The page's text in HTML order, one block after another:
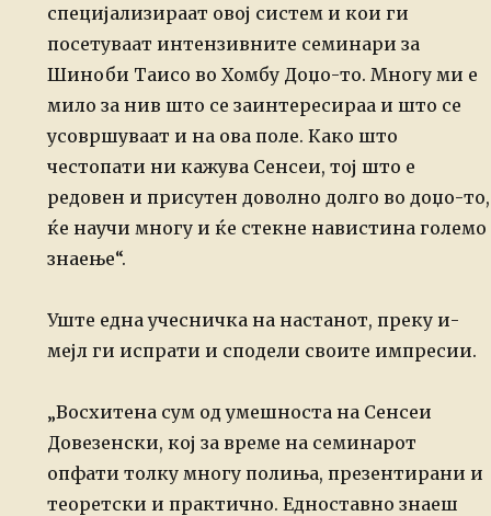
специјализираат овој систем и кои ги
посетуваат интензивните семинари за
Шиноби Таисо во Хомбу Доџо-то. Многу ми е
мило за нив што се заинтересираа и што се
усовршуваат и на ова поле. Како што
честопати ни кажува Сенсеи, тој што е
редовен и присутен доволно долго во доџо-то,
ќе научи многу и ќе стекне навистина големо
знаење“.
Уште една учесничка на настанот, преку и-
мејл ги испрати и сподели своите импресии.
„Восхитена сум од умешноста на Сенсеи
Довезенски, кој за време на семинарот
опфати толку многу полиња, презентирани и
теоретски и практично. Едноставно знаеш